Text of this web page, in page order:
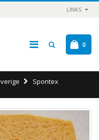
LINKS
0
Spontex